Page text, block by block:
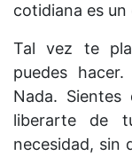
cotidiana es un
Tal vez te
puedes
Nada.
liberarte de
necesidad, sin